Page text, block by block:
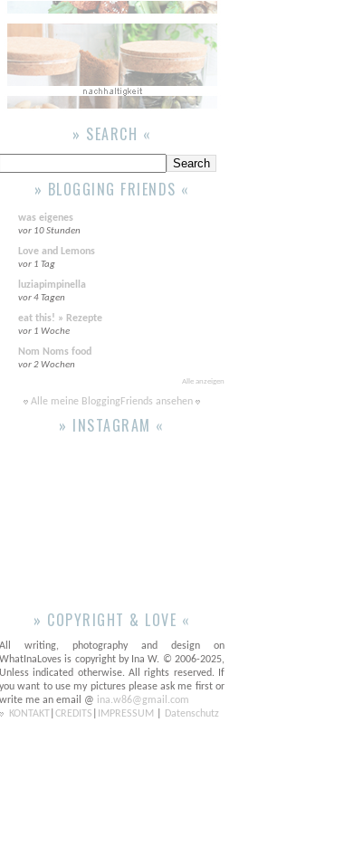
» SEARCH «
» BLOGGING FRIENDS «
was eigenes
vor 10 Stunden
Love and Lemons
vor 1 Tag
luziapimpinella
vor 4 Tagen
eat this! » Rezepte
vor 1 Woche
Nom Noms food
vor 2 Wochen
Alle anzeigen
Alle meine BloggingFriends ansehen
» INSTAGRAM «
» COPYRIGHT & LOVE «
All writing, photography and design on
WhatInaLoves is copyright by Ina W. © 2006-2025,
Unless indicated otherwise. All rights reserved. If
you want to use my pictures please ask me first or
write me an email @ ina.w86@gmail.com
KONTAKT CREDITS IMPRESSUM Datenschutz